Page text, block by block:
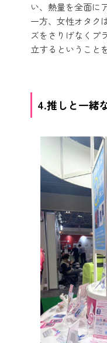
い、熱量を全面に
一方、女性オタク
ズをさりげなくプ
立するということ
4.推しと一緒